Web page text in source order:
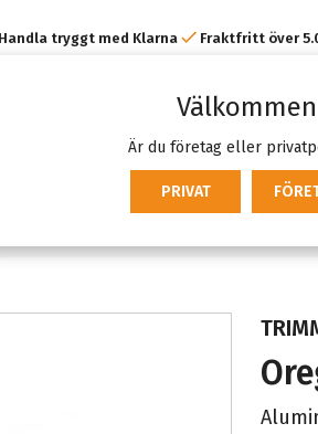
Välkommen
Är du företag eller
PRIVAT
Handla tryggt med Klarna Fraktfritt över